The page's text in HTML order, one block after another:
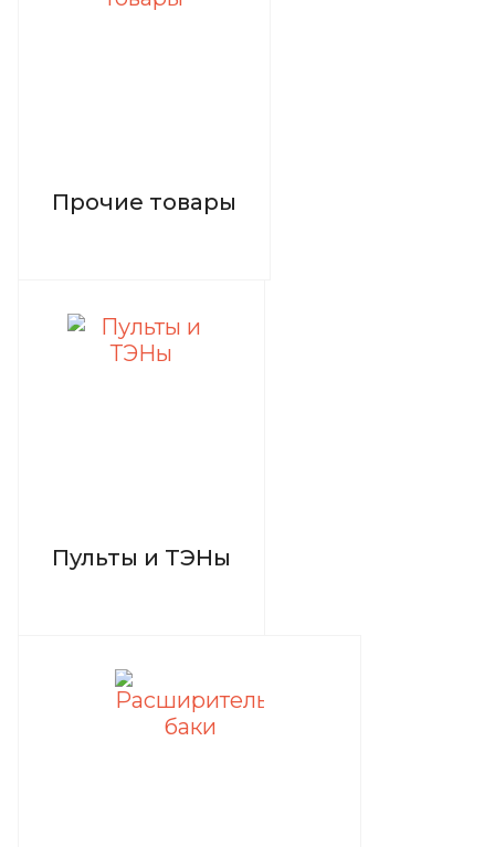
Прочие товары
Пульты и ТЭНы